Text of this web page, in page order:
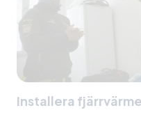
Installera fjärrvärme